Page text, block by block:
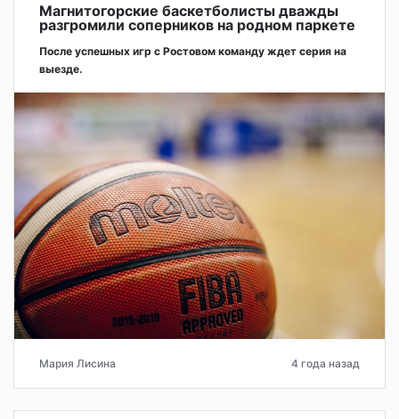
Магнитогорские баскетболисты дважды
разгромили соперников на родном паркете
После успешных игр с Ростовом команду ждет серия на
выезде.
Мария Лисина 4 года назад